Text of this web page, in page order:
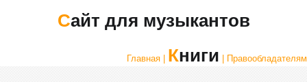
Сайт для музыкантов
Главная | Книги | Правообладателям